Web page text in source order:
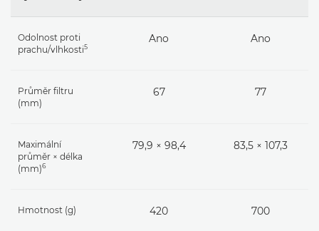
Odolnost proti
prachu/vlhkosti5
Ano Ano
Průměr filtru
(mm)
67 77
Maximální
průměr × délka
(mm)6
79,9 × 98,4 83,5 × 107,3
Hmotnost (g) 420 700